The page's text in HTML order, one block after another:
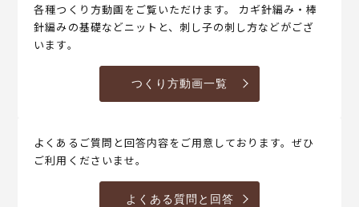
各種つくり方動画をご覧いただけます。 カギ針編み・棒
針編みの基礎などニットと、刺し子の刺し方などがござ
います。
つくり方動画一覧
よくあるご質問と回答内容をご用意しております。ぜひ
ご利用くださいませ。
よくある質問と回答